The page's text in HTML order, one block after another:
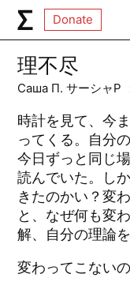
Donate
理不尽
Саша П. サーシャP
時計を見て、今
ってくる。自分
今日ずっと同じ
読んでいた。し
きたのかい？変
と、なぜ何も変
解、自分の理論
変わってこない